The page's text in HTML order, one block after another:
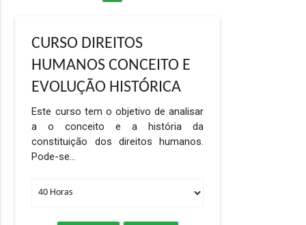
CURSO DIREITOS
HUMANOS CONCEITO E
EVOLUÇÃO HISTÓRICA
Este curso tem o objetivo de analisar
a o conceito e a história da
constituição dos direitos humanos.
Pode-se…